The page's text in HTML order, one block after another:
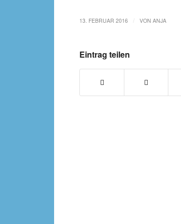
13. FEBRUAR 2016 VON ANJA
Eintrag teilen